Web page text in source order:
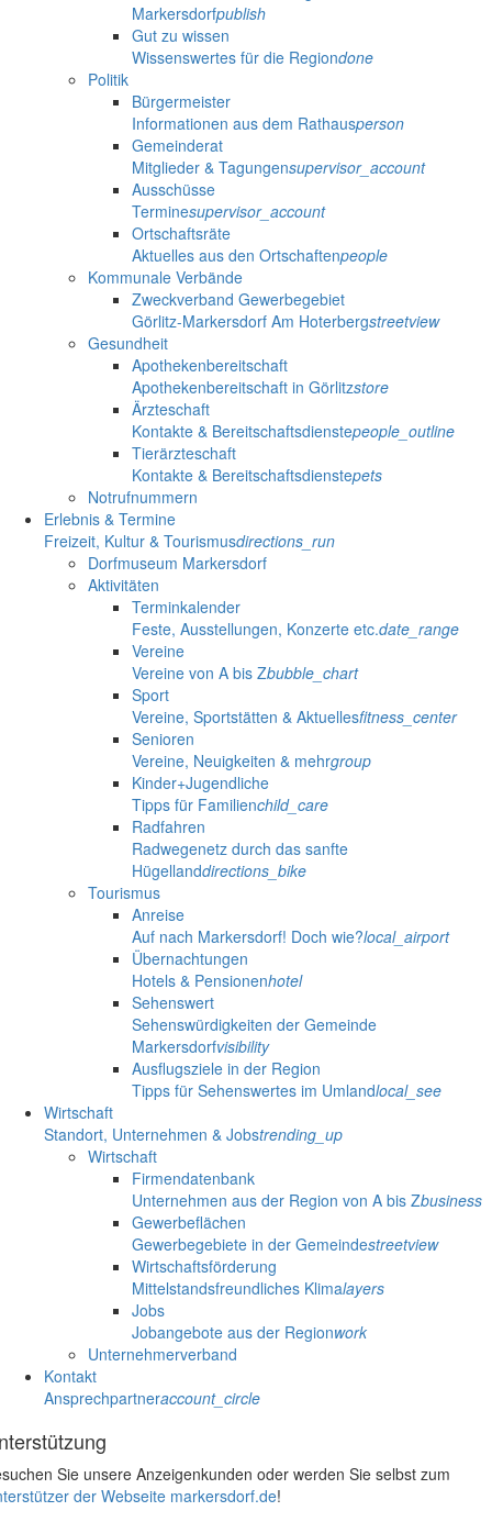
Markersdorfpublish
Gut zu wissen
Wissenswertes für die Regiondone
Politik
Bürgermeister
Informationen aus dem Rathausperson
Gemeinderat
Mitglieder & Tagungensupervisor_account
Ausschüsse
Terminesupervisor_account
Ortschaftsräte
Aktuelles aus den Ortschaftenpeople
Kommunale Verbände
Zweckverband Gewerbegebiet
Görlitz-Markersdorf Am Hoterbergstreetview
Gesundheit
Apothekenbereitschaft
Apothekenbereitschaft in Görlitzstore
Ärzteschaft
Kontakte & Bereitschaftsdienstepeople_outline
Tierärzteschaft
Kontakte & Bereitschaftsdienstepets
Notrufnummern
Erlebnis & Termine
Freizeit, Kultur & Tourismusdirections_run
Dorfmuseum Markersdorf
Aktivitäten
Terminkalender
Feste, Ausstellungen, Konzerte etc.date_range
Vereine
Vereine von A bis Zbubble_chart
Sport
Vereine, Sportstätten & Aktuellesfitness_center
Senioren
Vereine, Neuigkeiten & mehrgroup
Kinder+Jugendliche
Tipps für Familienchild_care
Radfahren
Radwegenetz durch das sanfte
Hügellanddirections_bike
Tourismus
Anreise
Auf nach Markersdorf! Doch wie?local_airport
Übernachtungen
Hotels & Pensionenhotel
Sehenswert
Sehenswürdigkeiten der Gemeinde
Markersdorfvisibility
Ausflugsziele in der Region
Tipps für Sehenswertes im Umlandlocal_see
Wirtschaft
Standort, Unternehmen & Jobstrending_up
Wirtschaft
Firmendatenbank
Unternehmen aus der Region von A bis Zbusiness
Gewerbeflächen
Gewerbegebiete in der Gemeindestreetview
Wirtschaftsförderung
Mittelstandsfreundliches Klimalayers
Jobs
Jobangebote aus der Regionwork
Unternehmerverband
Kontakt
Ansprechpartneraccount_circle
Sie unsere Anzeigenkunden oder werden Sie selbst zum
der Webseite markersdorf.de!